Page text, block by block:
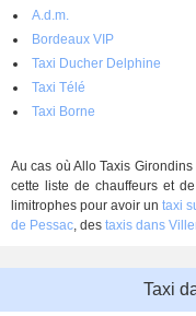
A.d.m.
Bordeaux VIP
Taxi Ducher Delphine
Taxi Télé
Taxi Borne
Au cas où Allo Taxis
cette liste de chauffeurs et
limitrophes pour avoir untaxi
de Pessac, des taxis dans
Taxi